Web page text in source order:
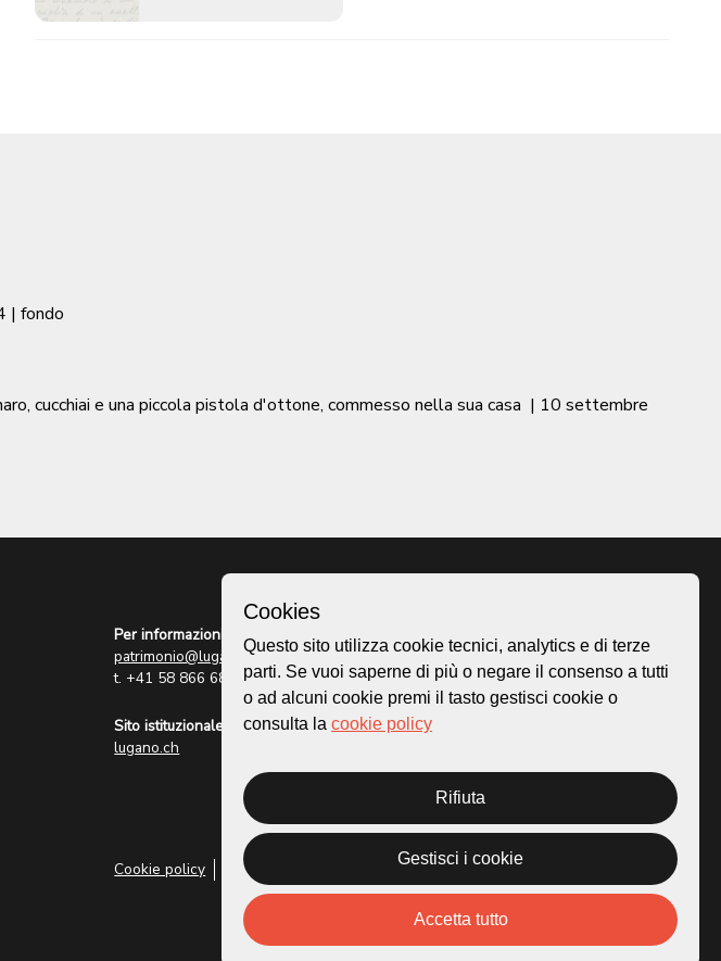
| fondo
cucchiai e una piccola pistola d'ottone, commesso nella sua casa | 10 settembre
Per informazioni:
patrimonio@lugano.ch
t. +41 58 866 68 50
Sito istituzionale:
lugano.ch
Cookie policy Privacy Policy
Homepage
Mappa
Storie
Cookies
Questo sito utilizza cookie tecnici, analytics e di terze
parti. Se vuoi saperne di più o negare il consenso a tutti
o ad alcuni cookie premi il tasto gestisci cookie o
consulta la cookie policy
Rifiuta
Gestisci i cookie
Accetta tutto